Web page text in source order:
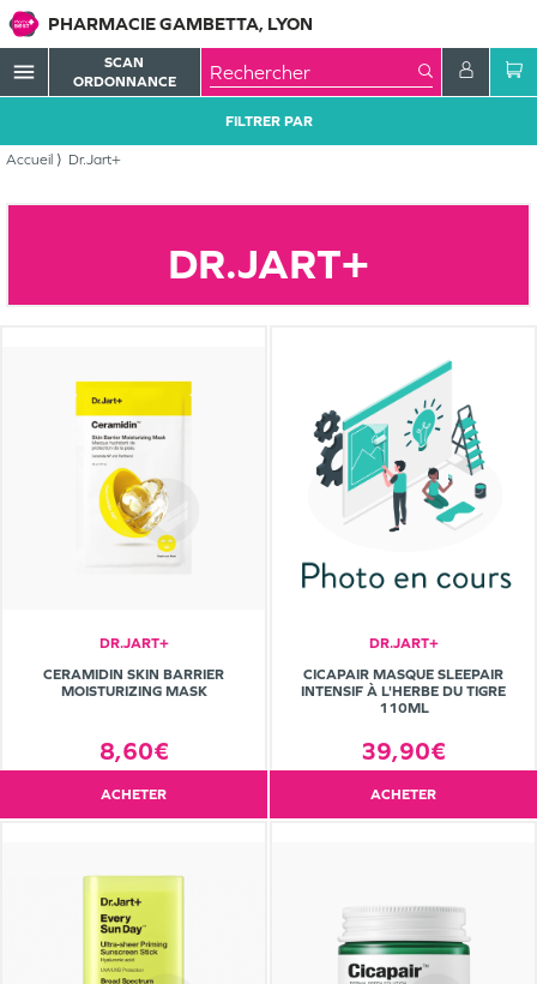
PHARMACIE GAMBETTA, LYON
menu
SCAN
ORDONNANCE
Accueil Dr.Jart+
FILTRER PAR
DR.JART+
DR.JART+
CERAMIDIN SKIN BARRIER
MOISTURIZING MASK
8,60€
ACHETER
DR.JART+
CICAPAIR MASQUE SLEEPAIR
INTENSIF À L'HERBE DU TIGRE
110ML
39,90€
ACHETER